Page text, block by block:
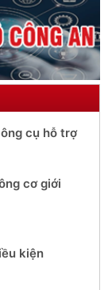
cụ hỗ trợ
cơ giới
kiện